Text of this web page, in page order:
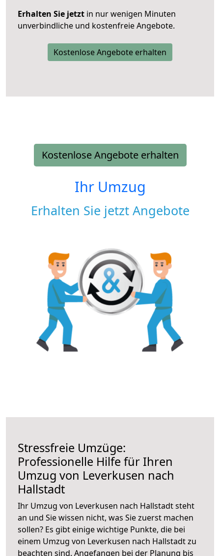
Erhalten Sie jetzt in nur wenigen Minuten
unverbindliche und kostenfreie Angebote.
Kostenlose Angebote erhalten
Kostenlose Angebote erhalten
Ihr Umzug
Erhalten Sie jetzt Angebote
Stressfreie Umzüge:
Professionelle Hilfe für Ihren
Umzug von Leverkusen nach
Hallstadt
Ihr Umzug von Leverkusen nach Hallstadt steht
an und Sie wissen nicht, was Sie zuerst machen
sollen? Es gibt einige wichtige Punkte, die bei
einem Umzug von Leverkusen nach Hallstadt zu
beachten sind. Angefangen bei der Planung bis